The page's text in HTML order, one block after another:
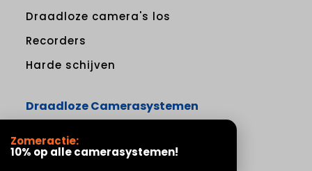
Draadloze camera's los
Recorders
Harde schijven
Draadloze Camerasystemen
1 Draadloze camera
2 Draadloze camera's
Zomeractie:
10% op alle camerasystemen!